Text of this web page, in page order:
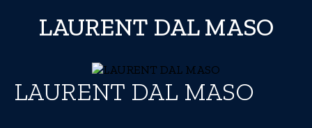
LAURENT DAL MASO
LAURENT DAL MASO